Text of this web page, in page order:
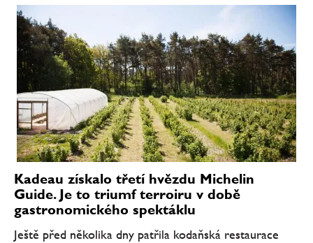
Kadeau získalo třetí hvězdu Michelin
Guide. Je to triumf terroiru v době
gastronomického spektáklu
Ještě před několika dny patřila kodaňská restaurace